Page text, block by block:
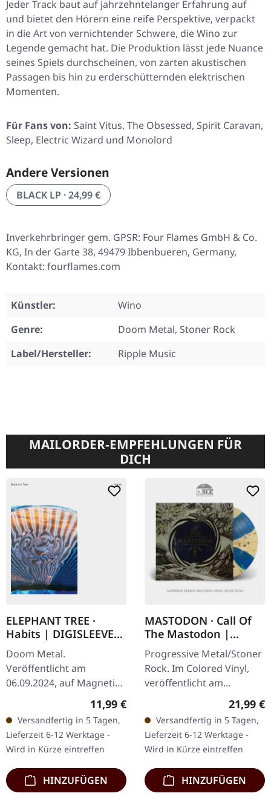
Jeder Track baut auf jahrzehntelanger Erfahrung auf
und bietet den Hörern eine reife Perspektive, verpackt
in die Art von vernichtender Schwere, die Wino zur
Legende gemacht hat. Die Produktion lässt jede Nuance
seines Spiels durchscheinen, von zarten akustischen
Passagen bis hin zu erderschütternden elektrischen
Momenten.
Für Fans von: Saint Vitus, The Obsessed, Spirit Caravan,
Sleep, Electric Wizard und Monolord
Andere Versionen
BLACK LP · 24,99 €
Inverkehrbringer gem. GPSR: Four Flames GmbH & Co.
KG, In der Garte 38, 49479 Ibbenbueren, Germany,
Kontakt: fourflames.com
Künstler:
Wino
Genre:
Doom Metal, Stoner Rock
Label/Hersteller:
Ripple Music
MAILORDER-EMPFEHLUNGEN FÜR
DICH
ELEPHANT TREE ·
Habits | DIGISLEEVE
CD
Doom Metal.
Veröffentlicht am
06.09.2024, auf Magnetic
Eye Records. CD im
Digisleeve. Londons
Elephant Tree kehren mit
der lang erwarteten…
Regulärer Preis:
11,99 €
Versandfertig in 5 Tagen,
Lieferzeit 6-12 Werktage -
Wird in Kürze eintreffen
HINZUFÜGEN
MASTODON · Call Of
The Mastodon |
COLORED LP
Progressive Metal/Stoner
Rock. Im Colored Vinyl,
veröffentlicht am
18.02.2018, auf Relapse
Records. Spezielles Vinyl:
Hellgrün transparent /
Blau…
21,99 €
Versandfertig in 5 Tagen,
Lieferzeit 6-12 Werktage -
Wird in Kürze eintreffen
HINZUFÜGEN